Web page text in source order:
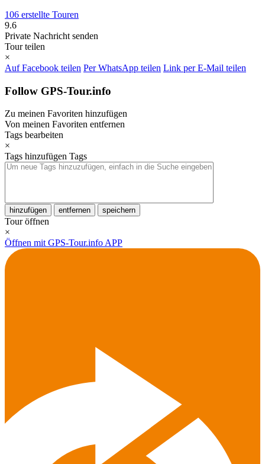
106 erstellte Touren
9.6
Private Nachricht senden
Tour teilen
×
Auf Facebook teilen Per WhatsApp teilen Link per E-Mail teilen
Follow GPS-Tour.info
Zu meinen Favoriten hinzufügen
Von meinen Favoriten entfernen
Tags bearbeiten
×
Tags hinzufügen Tags
hinzufügen entfernen speichern
Tour öffnen
×
Öffnen mit GPS-Tour.info APP